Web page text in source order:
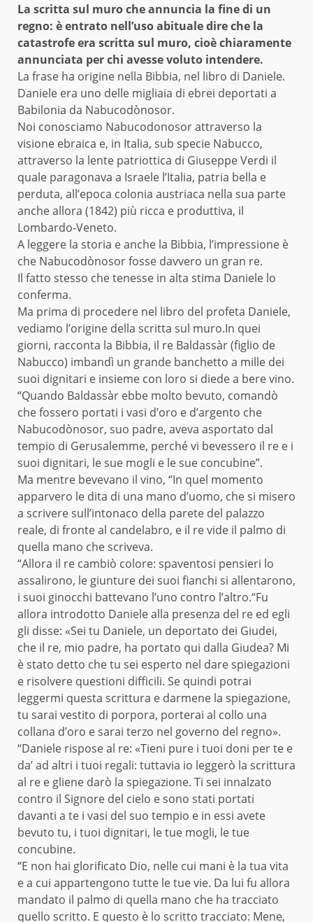
La scritta sul muro che annuncia la fine di un
regno: è entrato nell’uso abituale dire che la
catastrofe era scritta sul muro, cioè chiaramente
annunciata per chi avesse voluto intendere.
La frase ha origine nella Bibbia, nel libro di Daniele.
Daniele era uno delle migliaia di ebrei deportati a
Babilonia da Nabucodònosor.
Noi conosciamo Nabucodonosor attraverso la
visione ebraica e, in Italia, sub specie Nabucco,
attraverso la lente patriottica di Giuseppe Verdi il
quale paragonava a Israele l’Italia, patria bella e
perduta, all’epoca colonia austriaca nella sua parte
anche allora (1842) più ricca e produttiva, il
Lombardo-Veneto.
A leggere la storia e anche la Bibbia, l’impressione è
che Nabucodònosor fosse davvero un gran re.
Il fatto stesso che tenesse in alta stima Daniele lo
conferma.
Ma prima di procedere nel libro del profeta Daniele,
vediamo l’origine della scritta sul muro.In quei
giorni, racconta la Bibbia, il re Baldassàr (figlio de
Nabucco) imbandì un grande banchetto a mille dei
suoi dignitari e insieme con loro si diede a bere vino.
“Quando Baldassàr ebbe molto bevuto, comandò
che fossero portati i vasi d’oro e d’argento che
Nabucodònosor, suo padre, aveva asportato dal
tempio di Gerusalemme, perché vi bevessero il re e i
suoi dignitari, le sue mogli e le sue concubine”.
Ma mentre bevevano il vino, “In quel momento
apparvero le dita di una mano d’uomo, che si misero
a scrivere sull’intonaco della parete del palazzo
reale, di fronte al candelabro, e il re vide il palmo di
quella mano che scriveva.
“Allora il re cambiò colore: spaventosi pensieri lo
assalirono, le giunture dei suoi fianchi si allentarono,
i suoi ginocchi battevano l’uno contro l’altro.“Fu
allora introdotto Daniele alla presenza del re ed egli
gli disse: «Sei tu Daniele, un deportato dei Giudei,
che il re, mio padre, ha portato qui dalla Giudea? Mi
è stato detto che tu sei esperto nel dare spiegazioni
e risolvere questioni difficili. Se quindi potrai
leggermi questa scrittura e darmene la spiegazione,
tu sarai vestito di porpora, porterai al collo una
collana d’oro e sarai terzo nel governo del regno».
“Daniele rispose al re: «Tieni pure i tuoi doni per te e
da’ ad altri i tuoi regali: tuttavia io leggerò la scrittura
al re e gliene darò la spiegazione. Ti sei innalzato
contro il Signore del cielo e sono stati portati
davanti a te i vasi del suo tempio e in essi avete
bevuto tu, i tuoi dignitari, le tue mogli, le tue
concubine.
“E non hai glorificato Dio, nelle cui mani è la tua vita
e a cui appartengono tutte le tue vie. Da lui fu allora
mandato il palmo di quella mano che ha tracciato
quello scritto. E questo è lo scritto tracciato: Mene,